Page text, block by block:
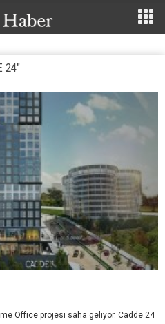
24"
Office projesi saha geliyor. Cadde 24